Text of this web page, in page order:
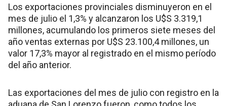
Los exportaciones provinciales disminuyeron en el
mes de julio el 1,3% y alcanzaron los U$S 3.319,1
millones, acumulando los primeros siete meses del
año ventas externas por U$S 23.100,4 millones, un
valor 17,3% mayor al registrado en el mismo período
del año anterior.
Las exportaciones del mes de julio con registro en la